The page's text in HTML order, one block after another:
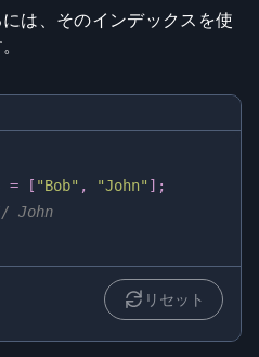
は、そのインデックスを使
= [ "Bob" , "John" ] ;
John
リセット